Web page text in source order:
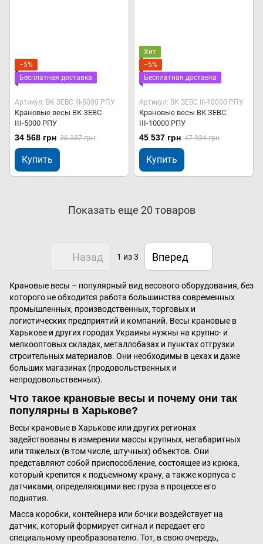
−5%
Бесплатная доставка
Артикул: ВК ЗЕВС ІІІ-5000 РПУ
Крановые весы ВК ЗЕВС
ІІІ-5000 РПУ
34 568 грн 36 387 грн
Купить
Хит
−5%
Бесплатная доставка
Артикул: ВК ЗЕВС ІІІ-10000 РПУ
Крановые весы ВК ЗЕВС
ІІІ-10000 РПУ
45 537 грн 47 934 грн
Купить
Показать еще 20 товаров
Назад 1 из 3 Вперед
Крановые весы – популярный вид весового оборудования, без
которого не обходится работа большинства современных
промышленных, производственных, торговых и
логистических предприятий и компаний. Весы крановые в
Харькове и других городах Украины нужны на крупно- и
мелкооптовых складах, металлобазах и пунктах отгрузки
строительных материалов. Они необходимы в цехах и даже
больших магазинах (продовольственных и
непродовольственных).
Что такое крановые весы и почему они так
популярны в Харькове?
Весы крановые в Харькове или других регионах
задействованы в измерении массы крупных, негабаритных
или тяжелых (в том числе, штучных) объектов. Они
представляют собой приспособление, состоящее из крюка,
который крепится к подъемному крану, а также корпуса с
датчиками, определяющими вес груза в процессе его
поднятия.
Масса коробки, контейнера или бочки воздействует на
датчик, который формирует сигнал и передает его
специальному преобразователю. Тот, в свою очередь,